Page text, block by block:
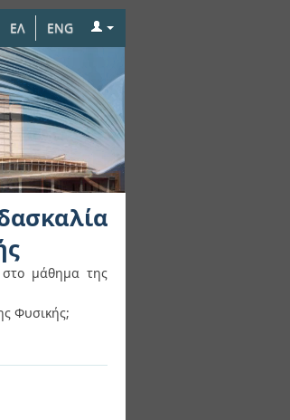
ΕΛ ENG
της Α’
στο μάθημα της
Φυσικής;